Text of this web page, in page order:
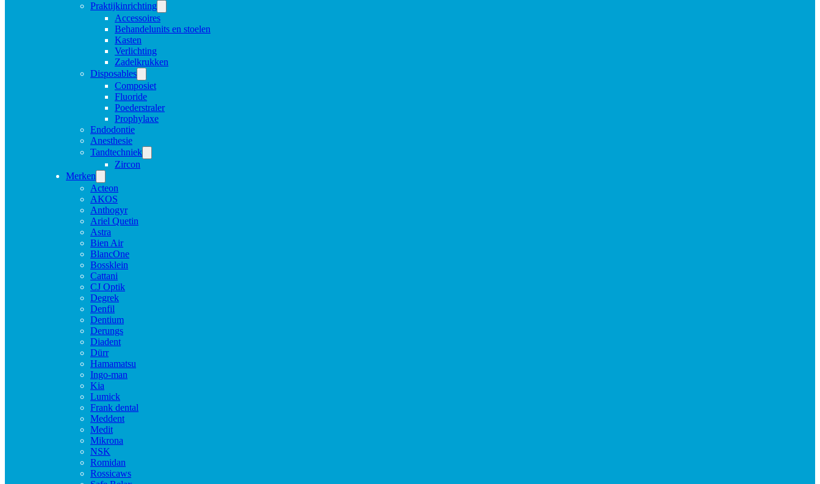
Praktijkinrichting
Accessoires
Behandelunits en stoelen
Kasten
Verlichting
Zadelkrukken
Disposables
Composiet
Fluoride
Poederstraler
Prophylaxe
Endodontie
Anesthesie
Tandtechniek
Zircon
Merken
Acteon
AKOS
Anthogyr
Ariel Quetin
Astra
Bien Air
BlancOne
Bossklein
Cattani
CJ Optik
Degrek
Denfil
Dentium
Derungs
Diadent
Dürr
Hamamatsu
Ingo-man
Kia
Lumick
Frank dental
Meddent
Medit
Mikrona
NSK
Romidan
Rossicaws